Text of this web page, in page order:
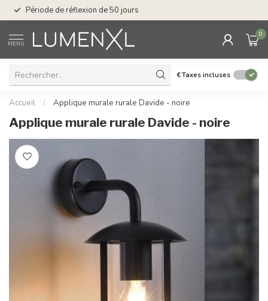
Période de réflexion de 50 jours
MENU
0
€Taxes incluses
Accueil / Applique murale rurale Davide - noire
Applique murale rurale Davide - noire